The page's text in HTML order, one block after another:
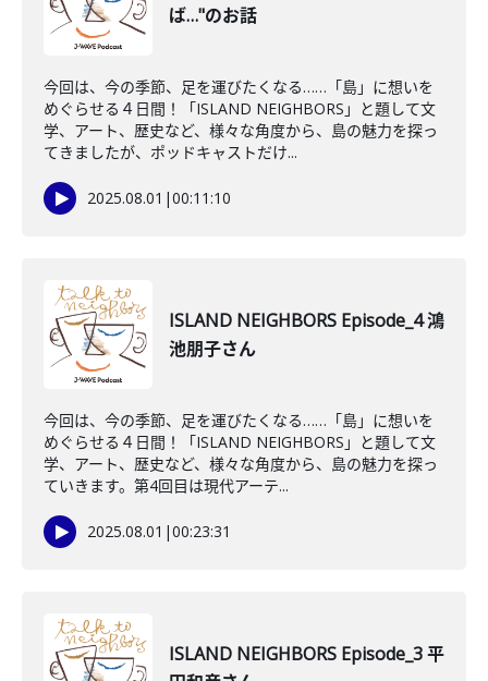
ば…"のお話
今回は、今の季節、足を運びたくなる……「島」に想いを
めぐらせる４日間！「ISLAND NEIGHBORS」と題して文
学、アート、歴史など、様々な角度から、島の魅力を探っ
てきましたが、ポッドキャストだけ...
2025.08.01 |00:11:10
ISLAND NEIGHBORS Episode_4 鴻
池朋子さん
今回は、今の季節、足を運びたくなる……「島」に想いを
めぐらせる４日間！「ISLAND NEIGHBORS」と題して文
学、アート、歴史など、様々な角度から、島の魅力を探っ
ていきます。第4回目は現代アーテ...
2025.08.01 |00:23:31
ISLAND NEIGHBORS Episode_3 平